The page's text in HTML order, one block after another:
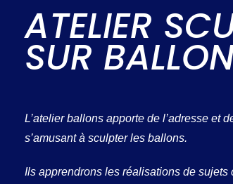
ATELIER
SUR
L’atelier ballons apporte de l’adresse et
s’amusant à sculpter les ballons.
Ils apprendrons les réalisations de